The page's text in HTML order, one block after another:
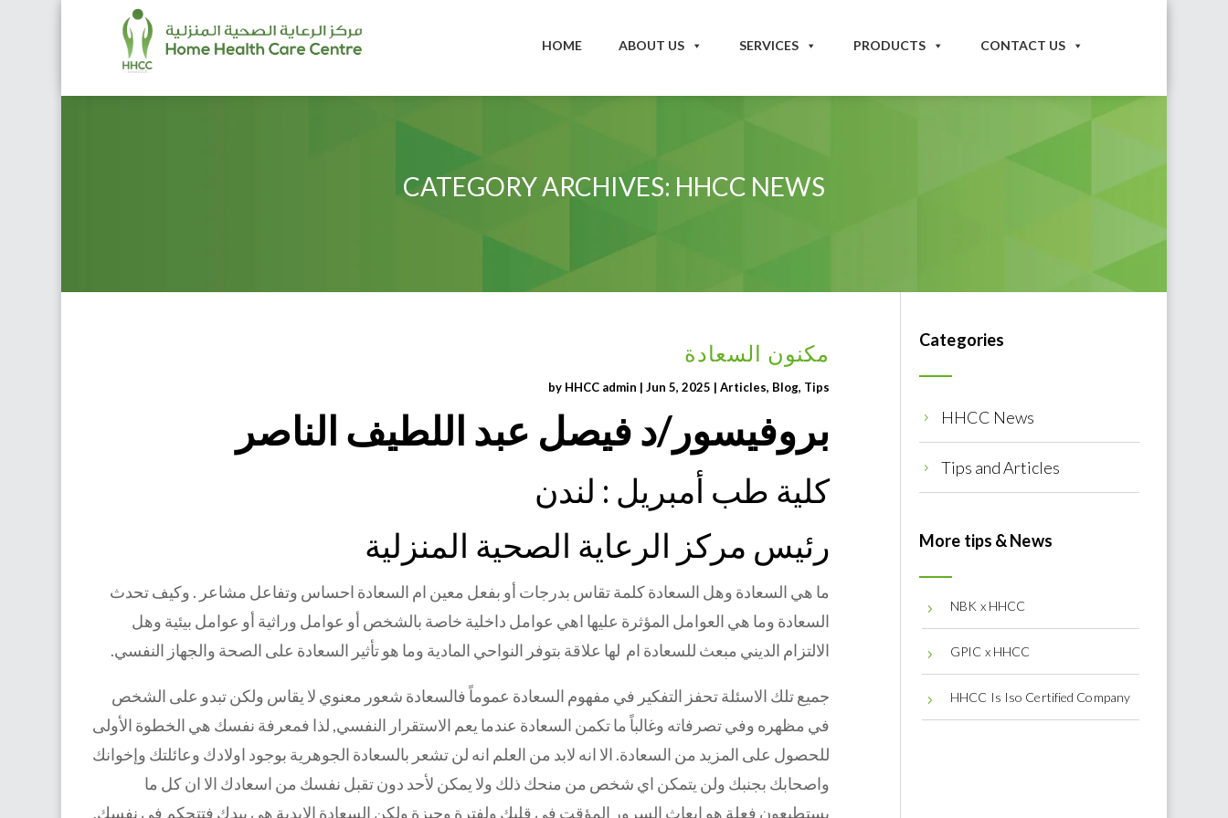
HOME ABOUT US SERVICES PRODUCTS CONTACT US
CATEGORY ARCHIVES: HHCC NEWS
مكنون السعادة
by HHCC admin | Jun 5, 2025 | Articles, Blog, Tips
بروفيسور/د فيصل عبد اللطيف الناصر
كلية طب أمبريل : لندن
رئيس مركز الرعاية الصحية المنزلية‏
ما هي السعادة وهل السعادة كلمة تقاس بدرجات أو بفعل معين ام السعادة احساس وتفاعل مشاعر . وكيف تحدث
السعادة وما هي العوامل المؤثرة عليها اهي عوامل داخلية خاصة بالشخص أو عوامل وراثية أو عوامل بيئية وهل
الالتزام الديني مبعث للسعادة ام لها علاقة بتوفر النواحي المادية وما هو تأثير السعادة على الصحة والجهاز النفسي.
جميع تلك الاسئلة تحفز التفكير في مفهوم السعادة عموماً فالسعادة شعور معنوي لا يقاس ولكن تبدو على الشخص
في مظهره وفي تصرفاته وغالباً ما تكمن السعادة عندما يعم الاستقرار النفسي, لذا فمعرفة نفسك هي الخطوة الأولى
للحصول على المزيد من السعادة. الا انه لابد من العلم انه لن تشعر بالسعادة الجوهرية بوجود اولادك وعائلتك وإخوانك
واصحابك بجنبك ولن يتمكن اي شخص من منحك ذلك ولا يمكن لأحد دون تقبل نفسك من اسعادك الا ان كل ما
يستطيعون فعلة هو ابعاث السرور المؤقت في قلبك ولفترة وجيزة ولكن السعادة الابدية هي بيدك فتتحكم في نفسك,
Categories
5 HHCC News
5 Tips and Articles
More tips & News
5 NBK x HHCC
5 GPIC x HHCC
5 HHCC Is Iso Certified Company